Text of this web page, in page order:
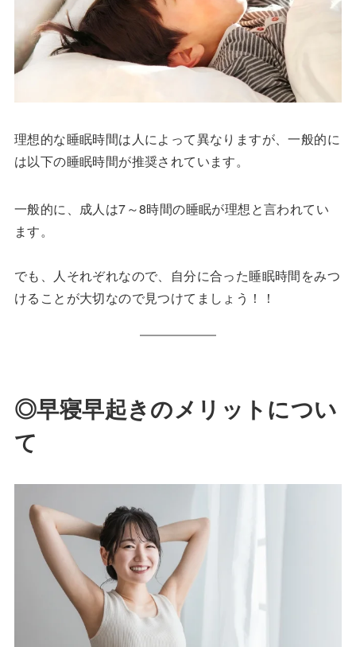
理想的な睡眠時間は人によって異なりますが、一般的に
は以下の睡眠時間が推奨されています。
一般的に、成人は7～8時間の睡眠が理想と言われてい
ます。
でも、人それぞれなので、自分に合った睡眠時間をみつ
けることが大切なので見つけてましょう！！
◎早寝早起きのメリットについ
て